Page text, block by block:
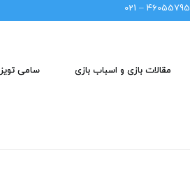
46055795 – 021
مقالات بازی و اسباب بازی سامی تویز